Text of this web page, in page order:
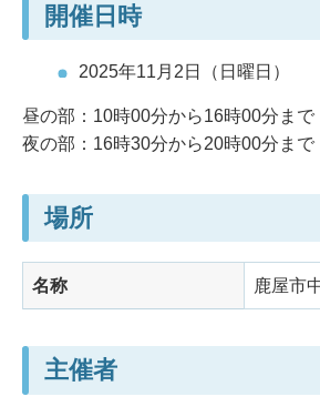
開催日時
2025年11月2日（日曜日）
昼の部：10時00分から16時00分まで
夜の部：16時30分から20時00分まで
場所
名称 鹿屋市
主催者